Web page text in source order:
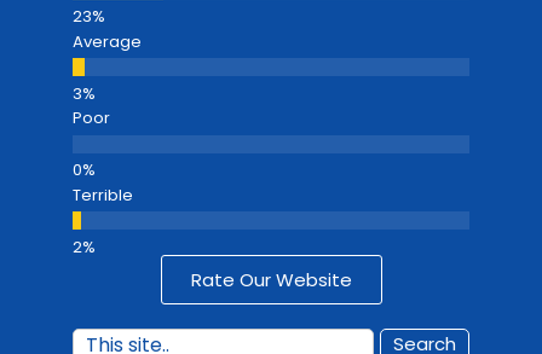
Average
Poor
Terrible
Rate Our Website
Search